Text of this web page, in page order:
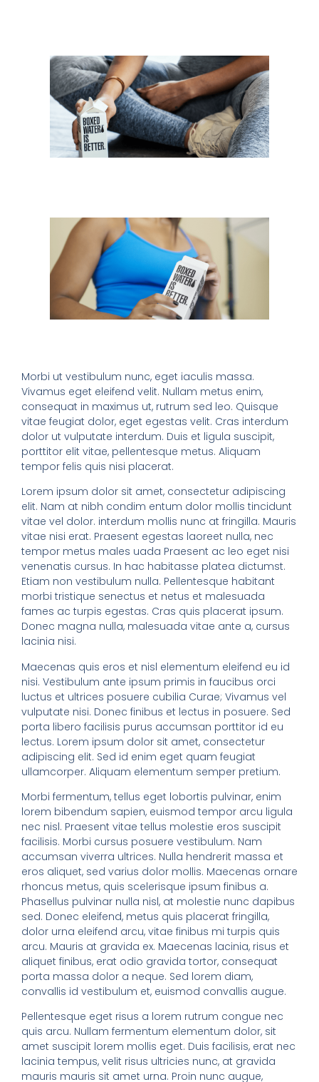
Morbi ut vestibulum nunc, eget iaculis massa.
Vivamus eget eleifend velit. Nullam metus enim,
consequat in maximus ut, rutrum sed leo. Quisque
vitae feugiat dolor, eget egestas velit. Cras interdum
dolor ut vulputate interdum. Duis et ligula suscipit,
porttitor elit vitae, pellentesque metus. Aliquam
tempor felis quis nisi placerat.
Lorem ipsum dolor sit amet, consectetur adipiscing
elit. Nam at nibh condim entum dolor mollis tincidunt
vitae vel dolor. interdum mollis nunc at fringilla. Mauris
vitae nisi erat. Praesent egestas laoreet nulla, nec
tempor metus males uada Praesent ac leo eget nisi
venenatis cursus. In hac habitasse platea dictumst.
Etiam non vestibulum nulla. Pellentesque habitant
morbi tristique senectus et netus et malesuada
fames ac turpis egestas. Cras quis placerat ipsum.
Donec magna nulla, malesuada vitae ante a, cursus
lacinia nisi.
Maecenas quis eros et nisl elementum eleifend eu id
nisi. Vestibulum ante ipsum primis in faucibus orci
luctus et ultrices posuere cubilia Curae; Vivamus vel
vulputate nisi. Donec finibus et lectus in posuere. Sed
porta libero facilisis purus accumsan porttitor id eu
lectus. Lorem ipsum dolor sit amet, consectetur
adipiscing elit. Sed id enim eget quam feugiat
ullamcorper. Aliquam elementum semper pretium.
Morbi fermentum, tellus eget lobortis pulvinar, enim
lorem bibendum sapien, euismod tempor arcu ligula
nec nisl. Praesent vitae tellus molestie eros suscipit
facilisis. Morbi cursus posuere vestibulum. Nam
accumsan viverra ultrices. Nulla hendrerit massa et
eros aliquet, sed varius dolor mollis. Maecenas ornare
rhoncus metus, quis scelerisque ipsum finibus a.
Phasellus pulvinar nulla nisl, at molestie nunc dapibus
sed. Donec eleifend, metus quis placerat fringilla,
dolor urna eleifend arcu, vitae finibus mi turpis quis
arcu. Mauris at gravida ex. Maecenas lacinia, risus et
aliquet finibus, erat odio gravida tortor, consequat
porta massa dolor a neque. Sed lorem diam,
convallis id vestibulum et, euismod convallis augue.
Pellentesque eget risus a lorem rutrum congue nec
quis arcu. Nullam fermentum elementum dolor, sit
amet suscipit lorem mollis eget. Duis facilisis, erat nec
lacinia tempus, velit risus ultricies nunc, at gravida
mauris mauris sit amet urna. Proin nunc augue,